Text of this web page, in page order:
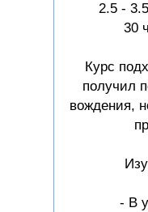
2.5 -
30
Курс
получил
вождения,
- В